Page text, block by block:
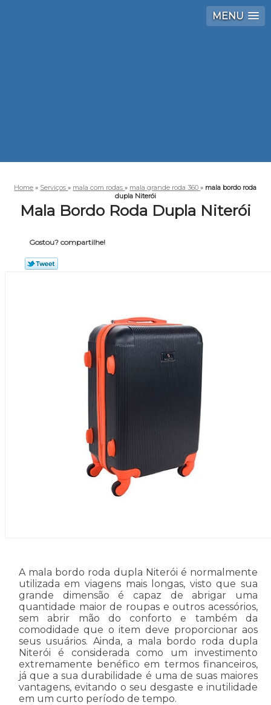
MENU
Home » Serviços» mala com rodas» mala grande roda 360» mala bordo roda
dupla Niterói
Mala Bordo Roda Dupla Niterói
Gostou? compartilhe!
A mala bordo roda dupla Niterói é normalmente
utilizada em viagens mais longas, visto que sua
grande dimensão é capaz de abrigar uma
quantidade maior de roupas e outros acessórios,
sem abrir mão do conforto e também da
comodidade que o item deve proporcionar aos
seus usuários. Ainda, a mala bordo roda dupla
Niterói é considerada como um investimento
extremamente benéfico em termos financeiros,
já que a sua durabilidade é uma de suas maiores
vantagens, evitando o seu desgaste e inutilidade
em um curto período de tempo.